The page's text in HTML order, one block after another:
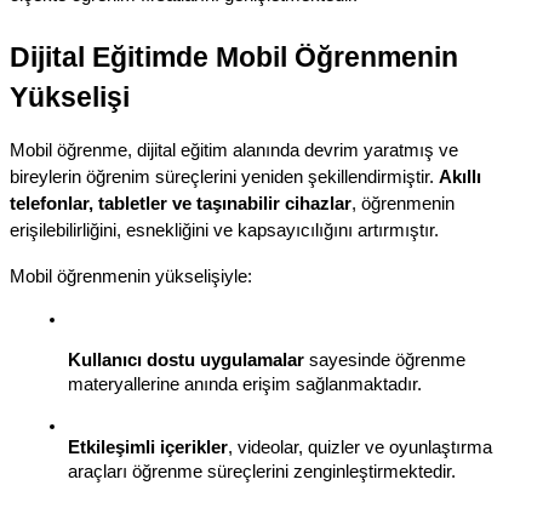
Dijital Eğitimde Mobil Öğrenmenin
Yükselişi
Mobil öğrenme, dijital eğitim alanında devrim yaratmış ve
bireylerin öğrenim süreçlerini yeniden şekillendirmiştir. Akıllı
telefonlar, tabletler ve taşınabilir cihazlar, öğrenmenin
erişilebilirliğini, esnekliğini ve kapsayıcılığını artırmıştır.
Mobil öğrenmenin yükselişiyle:
Kullanıcı dostu uygulamalar sayesinde öğrenme
materyallerine anında erişim sağlanmaktadır.
Etkileşimli içerikler, videolar, quizler ve oyunlaştırma
araçları öğrenme süreçlerini zenginleştirmektedir.